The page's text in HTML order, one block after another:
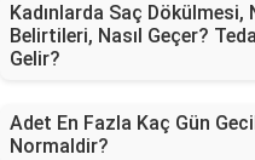
Kadınlarda Saç Dökülmesi,
Belirtileri, Nasıl Geçer?
Gelir?
Adet En Fazla Kaç Gün
Normaldir?